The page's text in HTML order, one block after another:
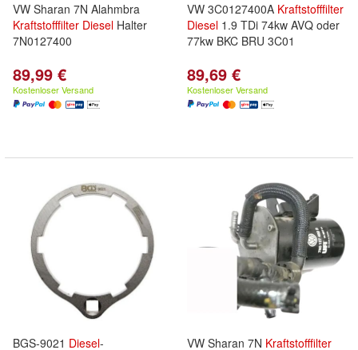
VW Sharan 7N Alahmbra
Kraftstofffilter Diesel Halter
7N0127400
89,99 €
Kostenloser Versand
VW 3C0127400A Kraftstofffilter
Diesel 1.9 TDi 74kw AVQ oder
77kw BKC BRU 3C01
89,69 €
Kostenloser Versand
BGS-9021 Diesel- VW Sharan 7N Kraftstofffilter